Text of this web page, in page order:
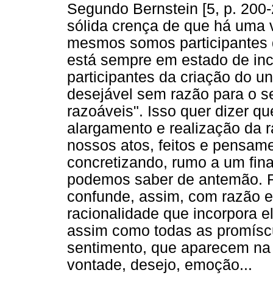
Segundo Bernstein [5, p.
sólida crença de que há uma
mesmos somos
está sempre em estado de
participantes da criação do
desejável sem razão para o
razoáveis". Isso quer dizer
alargamento e realização da
nossos atos, feitos e
concretizando, rumo a um
podemos saber de antemão.
confunde, assim, com razão
racionalidade que incorpora
assim como todas as
sentimento, que aparecem
vontade, desejo, emoção...